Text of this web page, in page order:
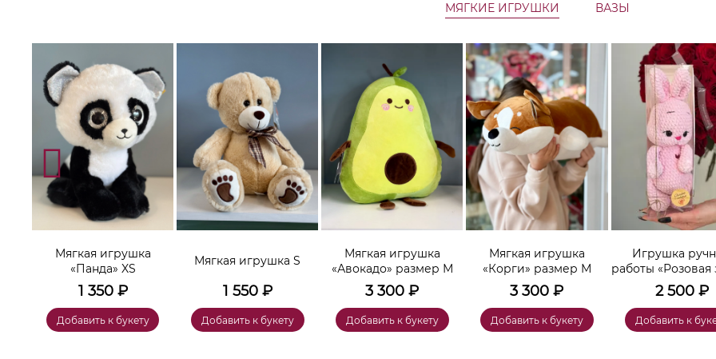
МЯГКИЕ ИГРУШКИ ВАЗЫ
Мягкая игрушка
«Панда» XS
1 350₽
Добавить к букету
Мягкая игрушка S
1 550₽
Добавить к букету
Мягкая игрушка
«Авокадо» размер М
3 300 ₽
Добавить к букету
Мягкая игрушка
«Корги» размер М
3 300 ₽
Добавить к букету
Игрушка
работы «Розовая
2 500₽
Добавить к